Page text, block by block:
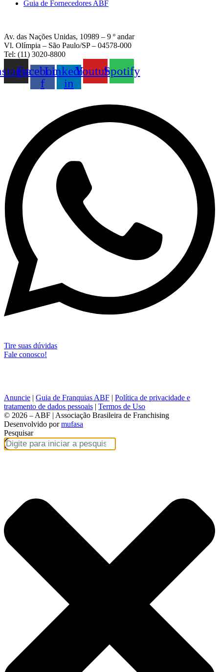
Guia de Fornecedores ABF
Av. das Nações Unidas, 10989 – 9 º andar
Vl. Olímpia – São Paulo/SP – 04578-000
Tel: (11) 3020-8800
Facebook-
f
Linkedin-
in
YoutubeSpotify
Tire suas dúvidas
Fale conosco!
Anuncie | Guia de Franquias ABF | Política de privacidade e
tratamento de dados pessoais | Termos de Uso
© 2026 – ABF | Associação Brasileira de Franchising
Desenvolvido pormufasa
Pesquisar